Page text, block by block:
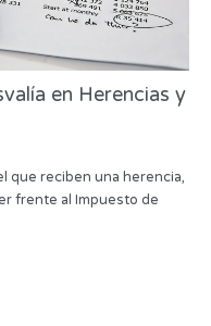
en Herencias y
que reciben una herencia,
frente al Impuesto de